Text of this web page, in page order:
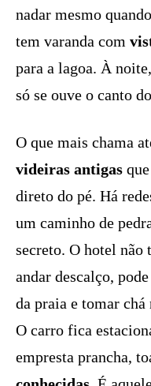
nadar mesmo
tem varanda com
para a lagoa. À
só se ouve o canto
O que mais chama
videiras antigas
direto do pé. Há
um caminho de
secreto. O hotel não
andar descalço,
da praia e tomar chá
O carro fica
empresta prancha,